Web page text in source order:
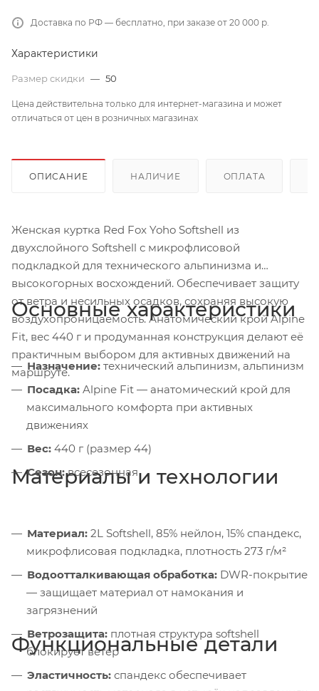
Доставка по РФ — бесплатно, при заказе от 20 000 р.
Характеристики
Размер скидки — 50
Цена действительна только для интернет-магазина и может
отличаться от цен в розничных магазинах
ОПИСАНИЕ НАЛИЧИЕ ОПЛАТА
Женская куртка Red Fox Yoho Softshell из
двухслойного Softshell с микрофлисовой
подкладкой для технического альпинизма и
высокогорных восхождений. Обеспечивает защиту
от ветра и несильных осадков, сохраняя высокую
воздухопроницаемость. Анатомический крой Alpine
Fit, вес 440 г и продуманная конструкция делают её
практичным выбором для активных движений на
маршруте.
Основные характеристики
Назначение: технический альпинизм, альпинизм
Посадка: Alpine Fit — анатомический крой для
максимального комфорта при активных
движениях
Вес: 440 г (размер 44)
Сезон:всесезонная
Материалы и технологии
Материал: 2L Softshell, 85% нейлон, 15% спандекс,
микрофлисовая подкладка, плотность 273 г/м²
Водоотталкивающая обработка: DWR-покрытие
— защищает материал от намокания и
загрязнений
Ветрозащита: плотная структура softshell
блокирует ветер
Эластичность: спандекс обеспечивает
Функциональные детали